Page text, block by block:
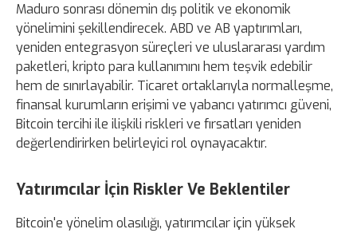
Maduro sonrası dönemin dış politik ve ekonomik
yönelimini şekillendirecek. ABD ve AB yaptırımları,
yeniden entegrasyon süreçleri ve uluslararası yardım
paketleri, kripto para kullanımını hem teşvik edebilir
hem de sınırlayabilir. Ticaret ortaklarıyla normalleşme,
finansal kurumların erişimi ve yabancı yatırımcı güveni,
Bitcoin tercihi ile ilişkili riskleri ve fırsatları yeniden
değerlendirirken belirleyici rol oynayacaktır.
Yatırımcılar İçin Riskler Ve Beklentiler
Bitcoin'e yönelim olasılığı, yatırımcılar için yüksek